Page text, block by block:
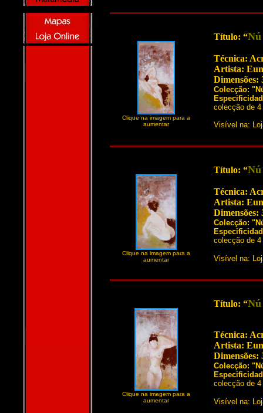
Clique na imagem para a
aumentar
Título: “
Técnica:
Artista:
Dimensões:
Colecção:
colecção de
Visível na:
Clique na imagem para a
aumentar
Título: “
Técnica:
Artista:
Dimensões:
Colecção:
colecção de
Visível na:
Clique na imagem para a
aumentar
Título: “
Técnica:
Artista:
Dimensões:
Colecção:
colecção de
Visível na: